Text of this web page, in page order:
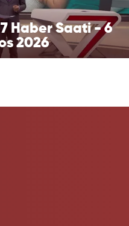
Haber Saati - 6
2026